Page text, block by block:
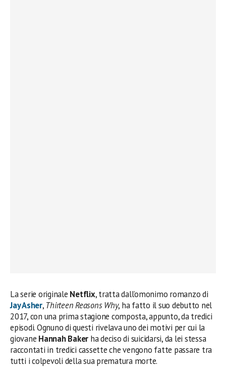
La serie originale Netflix, tratta dall’omonimo romanzo di
Jay Asher, Thirteen Reasons Why, ha fatto il suo debutto nel
2017, con una prima stagione composta, appunto, da tredici
episodi. Ognuno di questi rivelava uno dei motivi per cui la
giovane Hannah Baker ha deciso di suicidarsi, da lei stessa
raccontati in tredici cassette che vengono fatte passare tra
tutti i colpevoli della sua prematura morte.